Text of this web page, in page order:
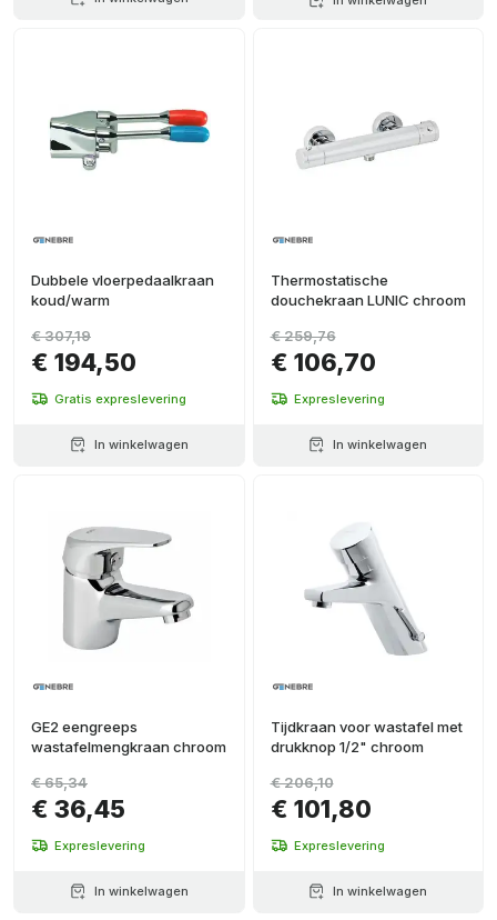
Dubbele vloerpedaalkraan
koud/warm
€ 194,50
€ 307,19
Gratis expreslevering
In winkelwagen
Thermostatische
douchekraan LUNIC chroom
€ 106,70
€ 259,76
Expreslevering
In winkelwagen
GE2 eengreeps
wastafelmengkraan chroom
€ 36,45
€ 65,34
Expreslevering
In winkelwagen
Tijdkraan voor wastafel met
drukknop 1/2" chroom
€ 101,80
€ 206,10
Expreslevering
In winkelwagen